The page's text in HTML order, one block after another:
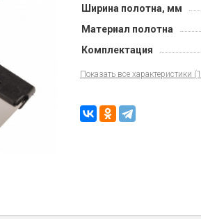
Ширина полотна, мм
Материал полотна
Комплектация
Показать все характеристики